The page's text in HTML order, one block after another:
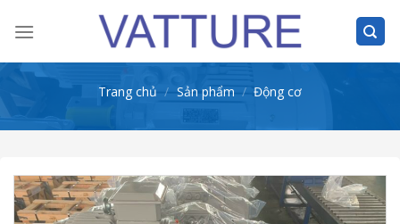
Trang chủ / Sản phẩm / Động cơ